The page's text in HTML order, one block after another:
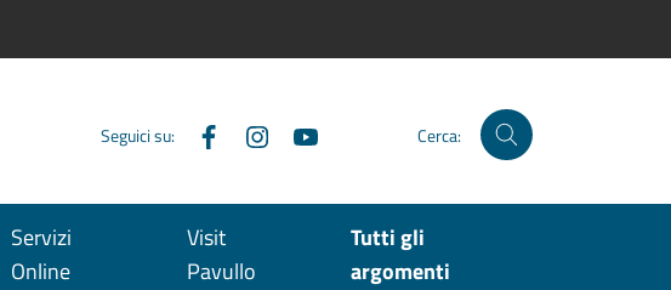
Seguici su: FacebookInstagram Cerca:
Servizi
Online
Visit
Pavullo
Tutti gli
argomenti